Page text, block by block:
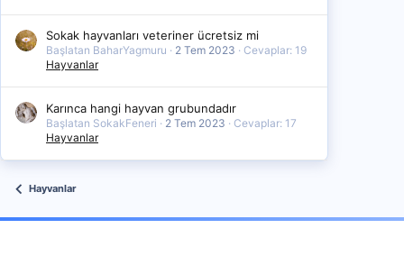
Sokak hayvanları veteriner ücretsiz mi
Başlatan BaharYagmuru 2 Tem 2023
Cevaplar: 19
Hayvanlar
Karınca hangi hayvan grubundadır
Başlatan SokakFeneri 2 Tem 2023
Cevaplar: 17
Hayvanlar
Hayvanlar